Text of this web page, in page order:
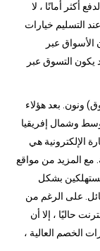
أكثر أمانًا ، لا
التسليم خيارات
الأسواق عبر
يكون التسوق عبر
ونون. بعد هؤلاء
وشمال إفريقيا
الإلكترونية هي
مع المزيد من مواقع
بشكل
على الرغم من
حاليًا ، إلا أن
الخصم العالية ،